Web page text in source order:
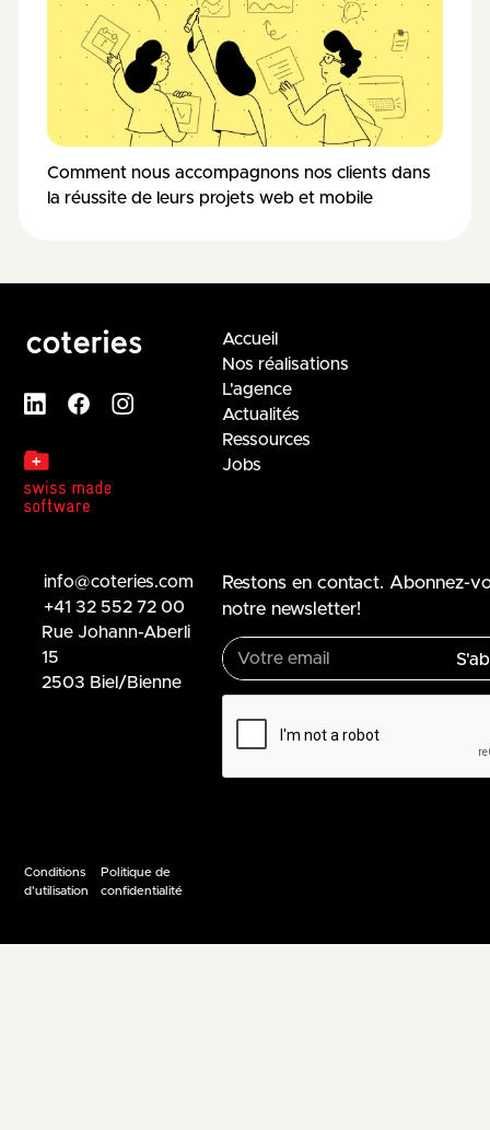
Comment nous accompagnons nos clients dans
la réussite de leurs projets web et mobile
Accueil
Nos réalisations
L'agence
Actualités
Ressources
Jobs
info@coteries.com
+41 32 552 72 00
Rue Johann-Aberli
15
2503 Biel/Bienne
Restons en contact. Abonnez-
notre newsletter!
Conditions
d'utilisation
Politique de
confidentialité